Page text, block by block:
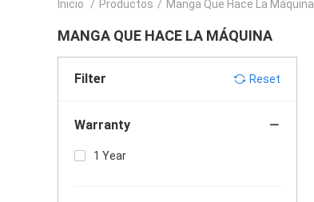
Inicio / Productos / Manga Que Hace La Máquina
MANGA QUE HACE LA MÁQUINA
Filter Reset
Warranty
1 Year